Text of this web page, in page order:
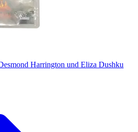
Harrington und Eliza Dushku